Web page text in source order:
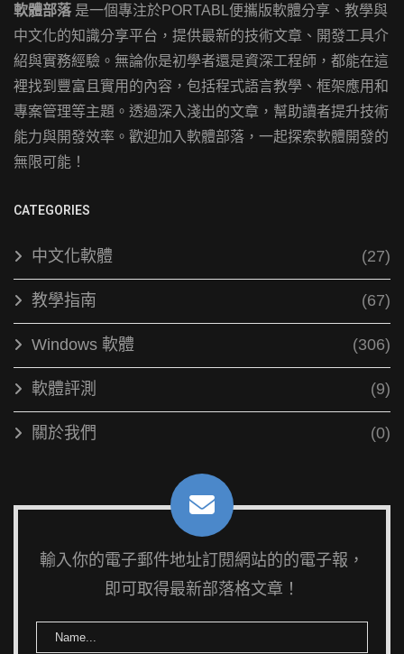
軟體部落是一個專注於PORTABL便攜版軟體分享、教學與
中文化的知識分享平台，提供最新的技術文章、開發工具介
紹與實務經驗。無論你是初學者還是資深工程師，都能在這
裡找到豐富且實用的內容，包括程式語言教學、框架應用和
專案管理等主題。透過深入淺出的文章，幫助讀者提升技術
能力與開發效率。歡迎加入軟體部落，一起探索軟體開發的
無限可能！
CATEGORIES
中文化軟體 (27)
教學指南 (67)
Windows 軟體 (306)
軟體評測 (9)
關於我們 (0)
輸入你的電子郵件地址訂閱網站的的電子報，
即可取得最新部落格文章！